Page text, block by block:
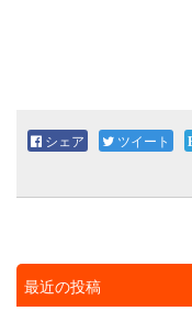
シェア ツイート
最近の投稿